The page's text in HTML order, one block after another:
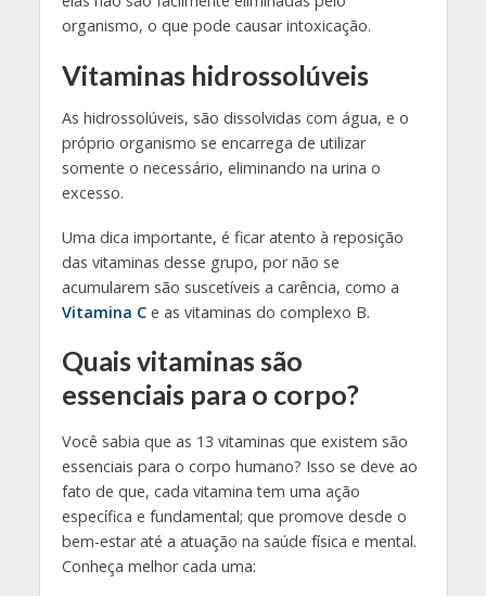
organismo, o que pode causar intoxicação.
Vitaminas hidrossolúveis
As hidrossolúveis, são dissolvidas com água, e o
próprio organismo se encarrega de utilizar
somente o necessário, eliminando na urina o
excesso.
Uma dica importante, é ficar atento à reposição
das vitaminas desse grupo, por não se
acumularem são suscetíveis a carência, como a
Vitamina Ce as vitaminas do complexo B.
Quais vitaminas são
essenciais para o corpo?
Você sabia que as 13 vitaminas que existem são
essenciais para o corpo humano? Isso se deve ao
fato de que, cada vitamina tem uma ação
específica e fundamental; que promove desde o
bem-estar até a atuação na saúde física e mental.
Conheça melhor cada uma: